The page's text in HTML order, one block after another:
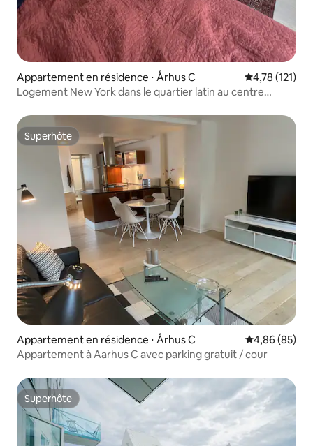
Appartement en résidence ⋅ Århus C Évaluation
4,78 (121)
Logement New York dans le quartier latin au centre
Superhôte
Superhôte
Appartement en résidence ⋅ Århus C Évaluation
4,86 (85)
Appartement à Aarhus C avec parking gratuit / cour
Superhôte
Superhôte